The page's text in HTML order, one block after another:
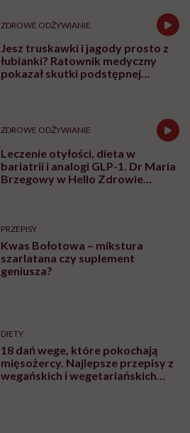
ZDROWE ODŻYWIANIE
Jesz truskawki i jagody prosto z
łubianki? Ratownik medyczny
pokazał skutki podstępnej
ZDROWE ODŻYWIANIE
Leczenie otyłości, dieta w
bariatrii i analogi GLP-1. Dr Maria
Brzegowy w Hello Zdrowie
PRZEPISY
Kwas Bołotowa – mikstura
szarlatana czy suplement
geniusza?
DIETY
18 dań wege, które pokochają
mięsożercy. Najlepsze przepisy z
wegańskich i wegetariańskich